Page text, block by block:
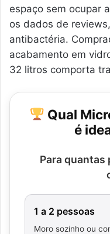
espaço sem ocupar
os dados de
antibactéria.
acabamento em
32 litros comporta
Qual
é
Para quantas
1 a 2 pessoas
Moro sozinho ou